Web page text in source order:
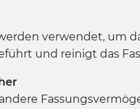
verwendet, um
und reinigt das